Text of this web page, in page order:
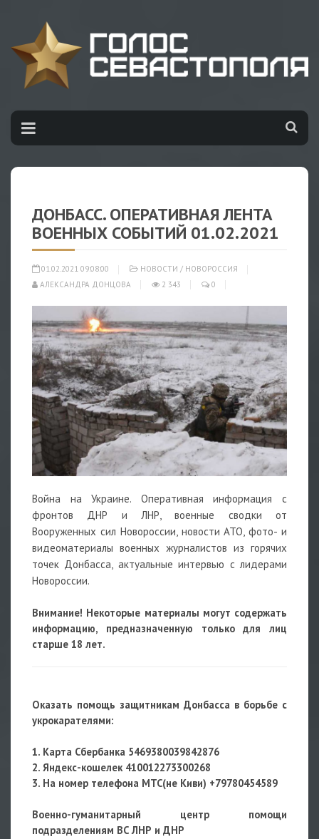
ДОНБАСС. ОПЕРАТИВНАЯ ЛЕНТА
ВОЕННЫХ СОБЫТИЙ 01.02.2021
01.02.2021 09:08:00 НОВОСТИ / НОВОРОССИЯ
АЛЕКСАНДРА ДОНЦОВА
2 343 0
Война на Украине. Оперативная информация с
фронтов ДНР и ЛНР, военные сводки от
Вооруженных сил Новороссии, новости АТО, фото- и
видеоматериалы военных журналистов из горячих
точек Донбасса, актуальные интервью с лидерами
Новороссии.
Внимание! Некоторые материалы могут содержать
информацию, предназначенную только для лиц
старше 18 лет.
Оказать помощь защитникам Донбасса в борьбе с
укрокарателями:
1. Карта Сбербанка 5469380039842876
2. Яндекс-кошелек 410012273300268
3. На номер телефона МТС(не Киви) +79780454589
Военно-гуманитарный центр помощи
подразделениям ВС ЛНР и ДНР